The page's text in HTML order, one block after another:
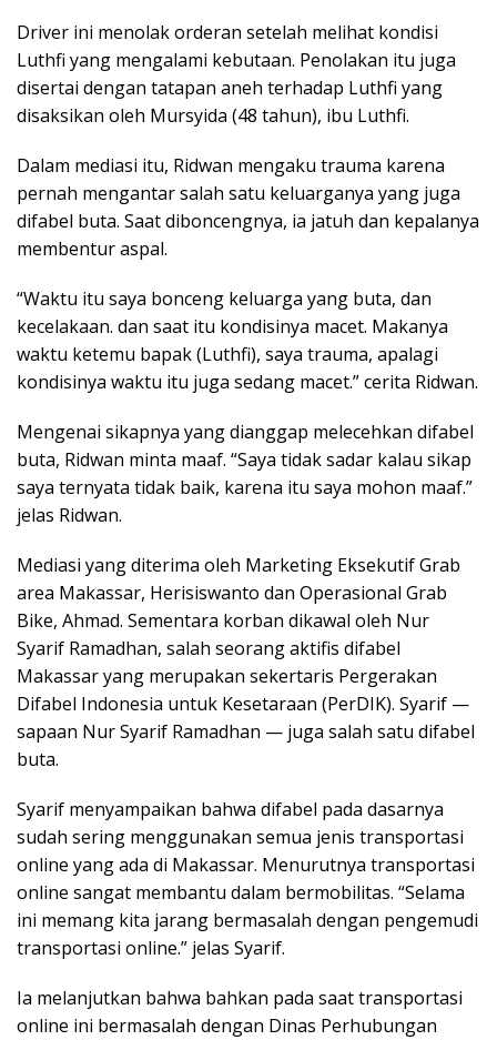
Driver ini menolak orderan setelah melihat kondisi
Luthfi yang mengalami kebutaan. Penolakan itu juga
disertai dengan tatapan aneh terhadap Luthfi yang
disaksikan oleh Mursyida (48 tahun), ibu Luthfi.
Dalam mediasi itu, Ridwan mengaku trauma karena
pernah mengantar salah satu keluarganya yang juga
difabel buta. Saat diboncengnya, ia jatuh dan kepalanya
membentur aspal.
“Waktu itu saya bonceng keluarga yang buta, dan
kecelakaan. dan saat itu kondisinya macet. Makanya
waktu ketemu bapak (Luthfi), saya trauma, apalagi
kondisinya waktu itu juga sedang macet.” cerita Ridwan.
Mengenai sikapnya yang dianggap melecehkan difabel
buta, Ridwan minta maaf. “Saya tidak sadar kalau sikap
saya ternyata tidak baik, karena itu saya mohon maaf.”
jelas Ridwan.
Mediasi yang diterima oleh Marketing Eksekutif Grab
area Makassar, Herisiswanto dan Operasional Grab
Bike, Ahmad. Sementara korban dikawal oleh Nur
Syarif Ramadhan, salah seorang aktifis difabel
Makassar yang merupakan sekertaris Pergerakan
Difabel Indonesia untuk Kesetaraan (PerDIK). Syarif —
sapaan Nur Syarif Ramadhan — juga salah satu difabel
buta.
Syarif menyampaikan bahwa difabel pada dasarnya
sudah sering menggunakan semua jenis transportasi
online yang ada di Makassar. Menurutnya transportasi
online sangat membantu dalam bermobilitas. “Selama
ini memang kita jarang bermasalah dengan pengemudi
transportasi online.” jelas Syarif.
Ia melanjutkan bahwa bahkan pada saat transportasi
online ini bermasalah dengan Dinas Perhubungan